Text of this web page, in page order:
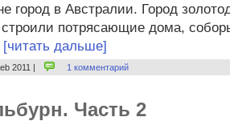
город в Австралии. Город
строили потрясающие дома,
[читать дальше]
2011 | 1 комментарий
Часть 2